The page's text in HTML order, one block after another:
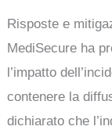
Risposte e
MediSecure ha
l’impatto
contenere la
dichiarato che